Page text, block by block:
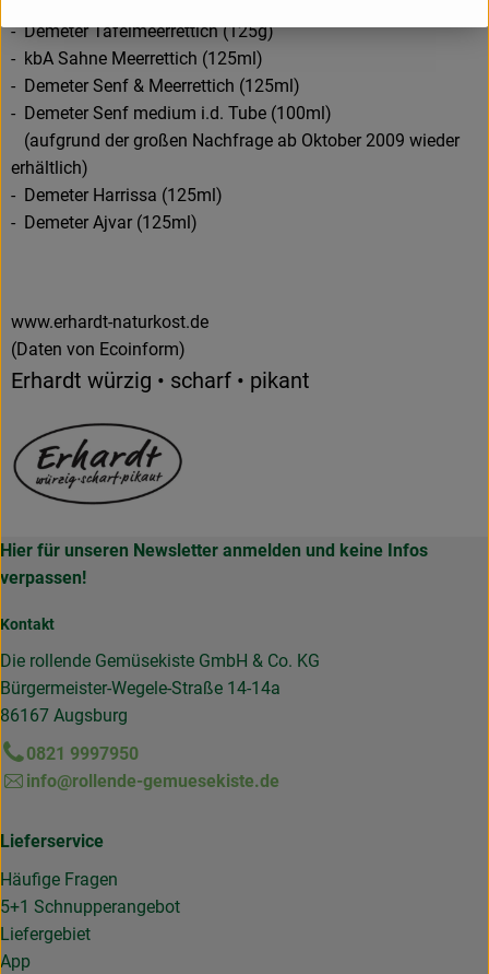
- Demeter Tafelmeerrettich (125g)
- kbA Sahne Meerrettich (125ml)
- Demeter Senf & Meerrettich (125ml)
- Demeter Senf medium i.d. Tube (100ml)
(aufgrund der großen Nachfrage ab Oktober 2009 wieder
erhältlich)
- Demeter Harrissa (125ml)
- Demeter Ajvar (125ml)
www.erhardt-naturkost.de
(Daten von Ecoinform)
Erhardt würzig • scharf • pikant
Hier für unseren Newsletter anmelden und keine Infos
verpassen!
Kontakt
Die rollende Gemüsekiste GmbH & Co. KG
Bürgermeister-Wegele-Straße 14-14a
86167 Augsburg
0821 9997950
info@rollende-gemuesekiste.de
Lieferservice
Häufige Fragen
5+1 Schnupperangebot
Liefergebiet
App